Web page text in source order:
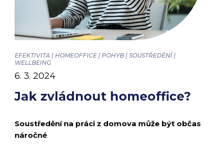
EFEKTIVITA | HOMEOFFICE | POHYB | SOUSTŘEDĚNÍ |
WELLBEING
Jak zvládnout homeoffice?
6. 3. 2024
Soustředění na práci z domova může být občas
náročné